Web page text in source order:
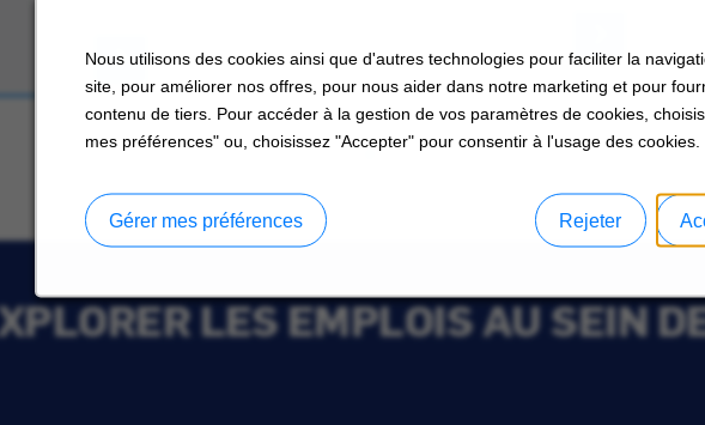
Nous utilisons des cookies ainsi que d'autres technologies pour faciliter la
site, pour améliorer nos offres, pour nous aider dans notre marketing et pour
contenu de tiers. Pour accéder à la gestion de vos paramètres de cookies,
mes préférences" ou, choisissez "Accepter" pour consentir à l'usage des cookies.
Rejeter
Gérer mes préférences
LES EMPLOIS AU SEIN